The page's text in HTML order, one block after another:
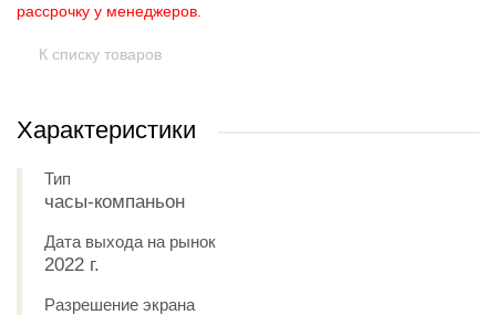
рассрочку у менеджеров.
К списку товаров
Характеристики
Тип
часы-компаньон
Дата выхода на рынок
2022 г.
Разрешение экрана